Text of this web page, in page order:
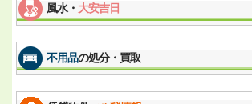
風水・ 大安吉日
不用品の処分・買取